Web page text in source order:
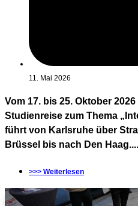
11. Mai 2026
Vom 17. bis 25. Oktober
Studienreise zum Thema
führt von Karlsruhe über
Brüssel bis nach Den Haag....
>>> Weiterlesen